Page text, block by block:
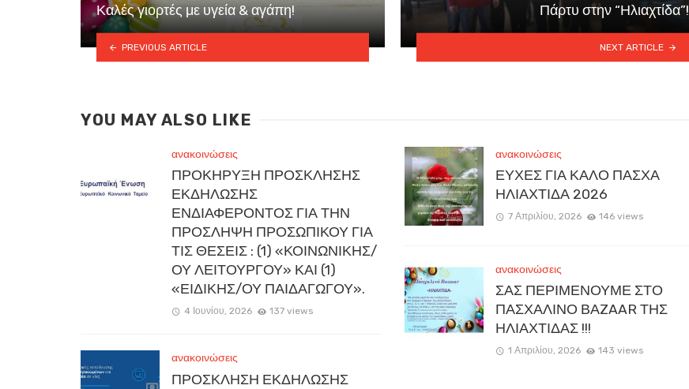
Καλές γιορτές με υγεία & αγάπη!
PREVIOUS ARTICLE
Πάρτυ στην “Ηλιαχτίδα”!
NEXT ARTICLE
YOU MAY ALSO LIKE
ανακοινώσεις
ΠΡΟΚΗΡΥΞΗ ΠΡΟΣΚΛΗΣΗΣ
ΕΚΔΗΛΩΣΗΣ
ΕΝΔΙΑΦΕΡΟΝΤΟΣ ΓΙΑ ΤΗΝ
ΠΡΟΣΛΗΨΗ ΠΡΟΣΩΠΙΚΟΥ ΓΙΑ
ΤΙΣ ΘΕΣΕΙΣ : (1) «ΚΟΙΝΩΝΙΚΗΣ/
ΟΥ ΛΕΙΤΟΥΡΓΟΥ» ΚΑΙ (1)
«ΕΙΔΙΚΗΣ/ΟΥ ΠΑΙΔΑΓΩΓΟΥ».
4 Ιουνίου, 2026 137 views
ανακοινώσεις
ΠΡΟΣΚΛΗΣΗ ΕΚΔΗΛΩΣΗΣ
ανακοινώσεις
ΕΥΧΕΣ ΓΙΑ ΚΑΛΟ ΠΑΣΧΑ
ΗΛΙΑΧΤΙΔΑ 2026
7 Απριλίου, 2026 146 views
ανακοινώσεις
ΣΑΣ ΠΕΡΙΜΕΝΟΥΜΕ ΣΤΟ
ΠΑΣΧΑΛΙΝΟ ΒΑZAAR ΤΗΣ
ΗΛΙΑΧΤΙΔΑΣ !!!
1 Απριλίου, 2026 143 views